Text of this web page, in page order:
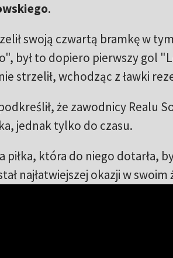
.
swoją czwartą bramkę w
był to dopiero pierwszy gol
strzelił, wchodząc z ławki
że zawodnicy Realu
jednak tylko do czasu.
piłka, która do niego dotarła,
najłatwiejszej okazji w